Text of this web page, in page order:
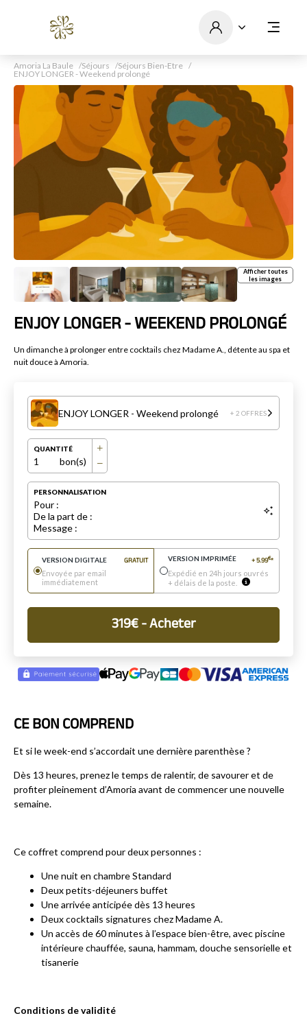
Amoria La Baule Séjours
Séjours Bien-Etre
ENJOY LONGER - Weekend prolongé
Afficher toutes
les images
ENJOY LONGER - WEEKEND PROLONGÉ
Un dimanche à prolonger entre cocktails chez Madame A., détente au spa et
nuit douce à Amoria.
ENJOY LONGER - Weekend prolongé + 2 OFFRES
QUANTITÉ
1 bon(s)
PERSONNALISATION
Pour :
De la part de :
Message :
VERSION DIGITALE GRATUIT
Envoyée par email
immédiatement
VERSION IMPRIMÉE +5.99€*
Expédié en 24h jours ouvrés
+ délais de la poste.
319€- Acheter
CE BON COMPREND
Et si le week-end s’accordait une dernière parenthèse ?
Dès 13 heures, prenez le temps de ralentir, de savourer et de
profiter pleinement d’Amoria avant de commencer une nouvelle
semaine.
Ce coffret comprend pour deux personnes :
Une nuit en chambre Standard
Deux petits-déjeuners buffet
Une arrivée anticipée dès 13 heures
Deux cocktails signatures chez Madame A.
Un accès de 60 minutes à l’espace bien-être, avec piscine
intérieure chauffée, sauna, hammam, douche sensorielle et
tisanerie
Conditions de validité